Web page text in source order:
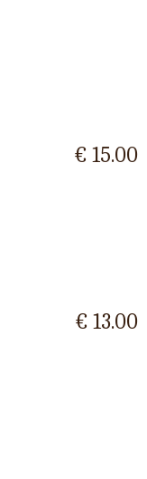
€ 15.00
€ 13.00